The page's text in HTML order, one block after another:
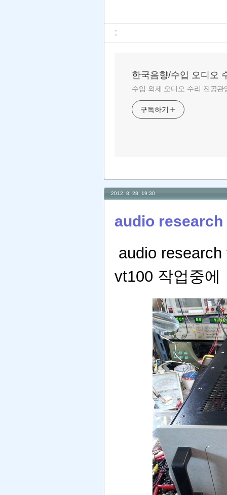
:
한국음향/수입 오디오
수입 외제 오디오 수리 진공
구독하기
2012. 8. 28. 19:30
audio
audio
vt100 작업중에